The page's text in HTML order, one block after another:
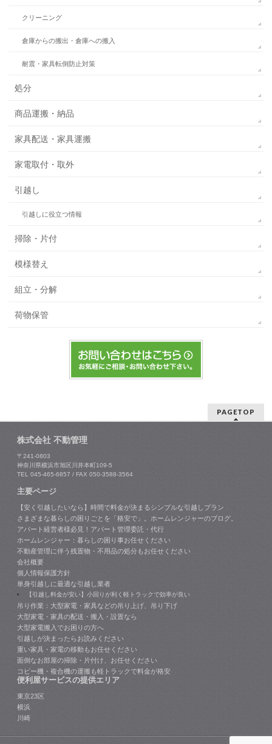
クリーニング
倉庫からの搬出・倉庫への搬入
耐震・家具転倒防止対策
処分
商品運搬・納品
家具配送・家具運搬
家電取付・取外
引越し
引越しに役立つ情報
掃除・片付
模様替え
組立・分解
荷物保管
PAGETOP
株式会社 不動管理
〒241-0803
神奈川県横浜市旭区川井本町109-5
TEL 045-465-6857 / FAX 050-3588-3564
主要ページ
【安く引越したいなら】時間で料金が決まるシンプルな引越しプラン
さまざまな暮らしの困りごとを「格安で」。ホームレンジャーのブログ。
アパート経営者様必見！アパート管理委託・代行
ホームレンジャー：暮らしの困り事お任せください
不動産管理に伴う残置物・不用品の処分もお任せください
会社概要
個人情報保護方針
単身引越しに最適な引越し業者
【引越し料金が安い】小回りが利く軽トラックで効率が良い
吊り作業：大型家電・家具などの吊り上げ、吊り下げ
大型家電・家具の配送・搬入・設置なら
大型家電搬入でお困りの方へ
引越しが決まったらお読みください
重い家具・家電の移動もお任せください
面倒なお部屋の掃除・片付け、お任せください
コピー機・複合機の運搬も軽トラックで料金が格安
便利屋サービスの提供エリア
東京23区
横浜
川崎